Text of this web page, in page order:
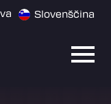
Slovenščina